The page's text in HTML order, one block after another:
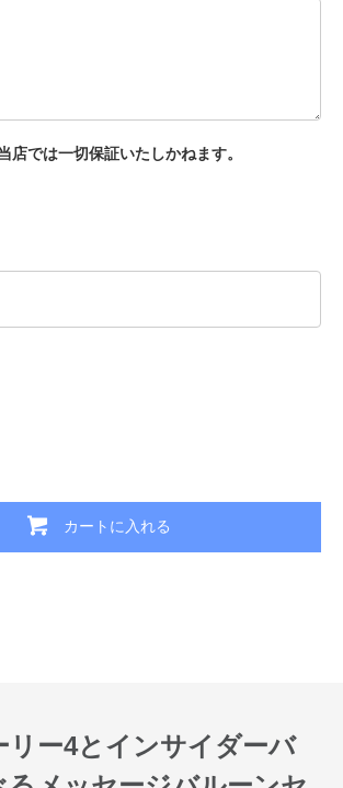
店では一切保証いたしかねます。
カートに入れる
リー4とインサイダーバ